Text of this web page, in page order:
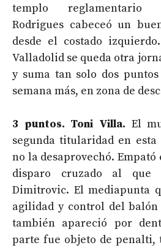
templo reglamentario
Rodrigues cabeceó un
desde el costado
Valladolid se queda otra
y suma tan solo dos
semana más, en zona de
3 puntos. Toni Villa. El
segunda titularidad en
no la desaprovechó.
disparo cruzado al que
Dimitrovic. El mediapunta
agilidad y control del
también apareció por
parte fue objeto de penalti,